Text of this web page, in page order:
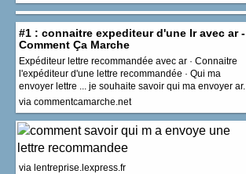
#1 : connaitre expediteur d'une lr avec ar -
Comment Ça Marche
Expéditeur lettre recommandée avec ar · Connaitre
l'expéditeur d'une lettre recommandée · Qui ma
envoyer lettre ... je souhaite savoir qui ma envoyer ar.
via commentcamarche.net
via lentreprise.lexpress.fr